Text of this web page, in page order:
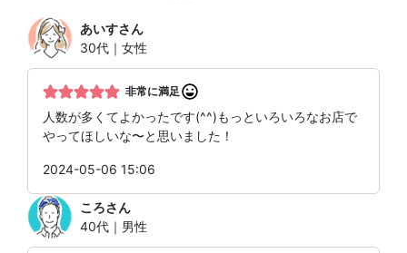
あいすさん
30代｜女性
非常に満足
人数が多くてよかったです(^^)もっといろいろなお店で
やってほしいな〜と思いました！
2024-05-06 15:06
ころさん
40代｜男性